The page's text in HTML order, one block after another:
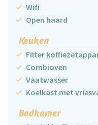
Wifi
Open haard
Keuken
Filter
Combioven
Vaatwasser
Koelkast met
Badkamer